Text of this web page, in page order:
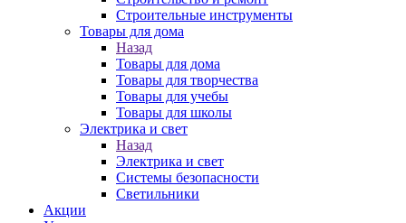
Строительные инструменты
Товары для дома
Назад
Товары для дома
Товары для творчества
Товары для учебы
Товары для школы
Электрика и свет
Назад
Электрика и свет
Системы безопасности
Светильники
Акции